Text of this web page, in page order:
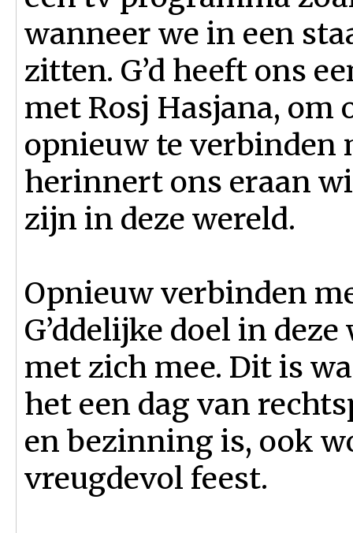
wanneer we in een
zitten. G’d heeft ons
met Rosj Hasjana, om
opnieuw te verbinden
herinnert ons eraan
zijn in deze wereld.
Opnieuw verbinden
G’ddelijke doel in
met zich mee. Dit is
het een dag van
en bezinning is, ook
vreugdevol feest.